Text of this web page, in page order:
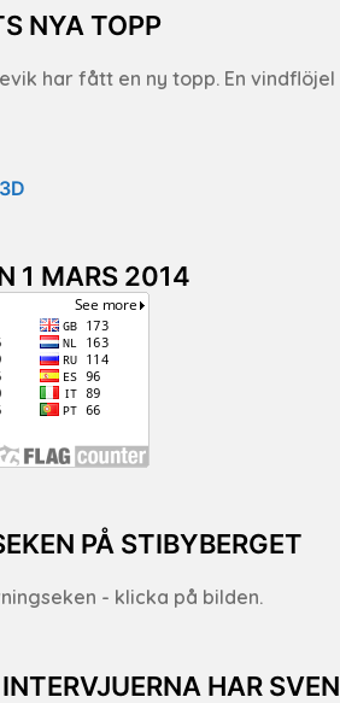
NYA TOPP
har fått en ny topp. En
1 MARS 2014
PÅ STIBYBERGET
- klicka på bilden.
HAR